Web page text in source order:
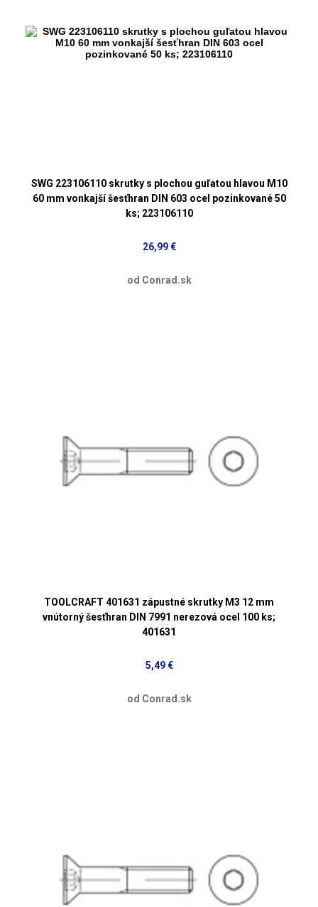
SWG 223106110 skrutky s plochou guľatou hlavou M10
60 mm vonkajší šesťhran DIN 603 ocel pozinkované 50
ks; 223106110
26,99 €
od Conrad.sk
TOOLCRAFT 401631 zápustné skrutky M3 12 mm
vnútorný šesťhran DIN 7991 nerezová ocel 100 ks;
401631
5,49 €
od Conrad.sk